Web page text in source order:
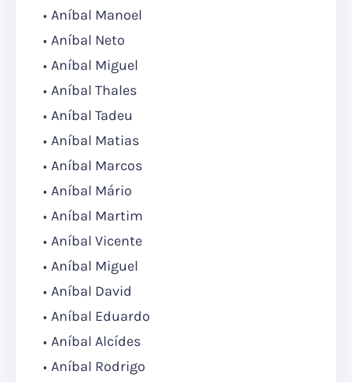
Aníbal Manoel
Aníbal Neto
Aníbal Miguel
Aníbal Thales
Aníbal Tadeu
Aníbal Matias
Aníbal Marcos
Aníbal Mário
Aníbal Martim
Aníbal Vicente
Aníbal Miguel
Aníbal David
Aníbal Eduardo
Aníbal Alcídes
Aníbal Rodrigo